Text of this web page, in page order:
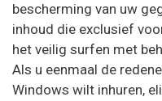
bescherming van uw
inhoud die exclusief
het veilig surfen met
Als u eenmaal de
Windows wilt inhuren,